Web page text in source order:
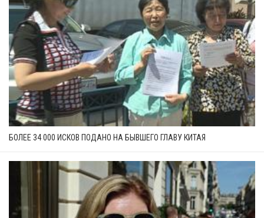
БОЛЕЕ 34 000 ИСКОВ ПОДАНО НА БЫВШЕГО ГЛАВУ КИТАЯ